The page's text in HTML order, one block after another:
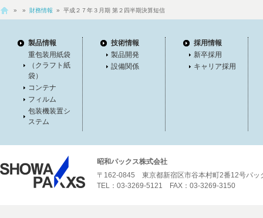
» » 財務情報 » 平成２７年３月期 第２四半期決算短信
製品情報
重包装用紙袋
（クラフト紙
袋）
コンテナ
フィルム
包装機装置シ
ステム
技術情報
製品開発
設備関係
採用情報
新卒採用
キャリア採用
昭和パックス株式会社
〒162-0845 東京都新宿区市谷本村町2番12号パッ
TEL：03-3269-5121 FAX：03-3269-3150